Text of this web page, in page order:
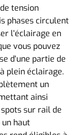
tension
phases circulent
l'éclairage en
vous pouvez
d'une partie de
plein éclairage.
un
ainsi
sur rail de
haut